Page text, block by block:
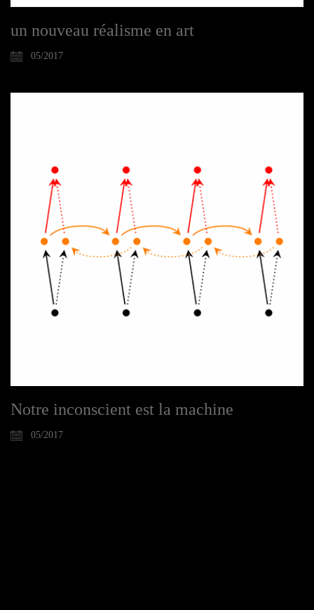
un nouveau réalisme en art
05/2017
Notre inconscient est la machine
05/2017